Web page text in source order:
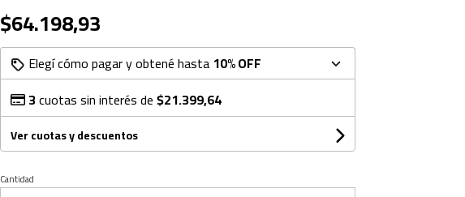
$64.198,93
Elegí cómo pagar y obtené hasta 10% OFF
3cuotas sin interés de$21.399,64
Ver cuotas y descuentos
Cantidad